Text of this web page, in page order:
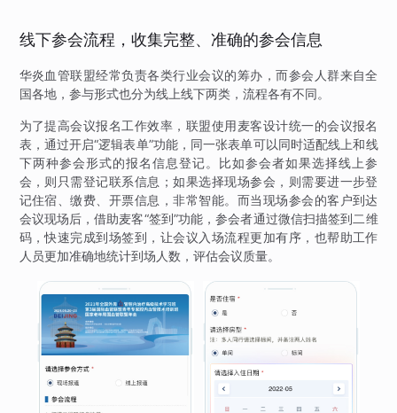
线下参会流程，收集完整、准确的参会信息
华炎血管联盟经常负责各类行业会议的筹办，而参会人群来自全
国各地，参与形式也分为线上线下两类，流程各有不同。
为了提高会议报名工作效率，联盟使用麦客设计统一的会议报名
表，通过开启“逻辑表单”功能，同一张表单可以同时适配线上和线
下两种参会形式的报名信息登记。比如参会者如果选择线上参
会，则只需登记联系信息；如果选择现场参会，则需要进一步登
记住宿、缴费、开票信息，非常智能。而当现场参会的客户到达
会议现场后，借助麦客“签到”功能，参会者通过微信扫描签到二维
码，快速完成到场签到，让会议入场流程更加有序，也帮助工作
人员更加准确地统计到场人数，评估会议质量。